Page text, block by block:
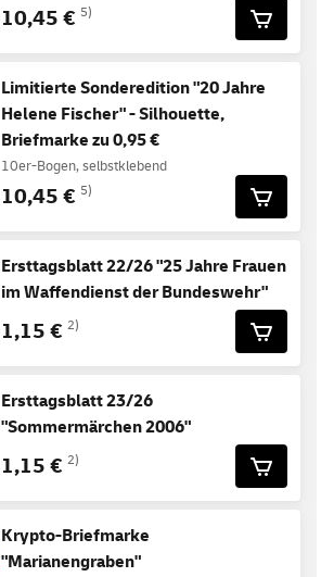
10,45 € 5)
Limitierte Sonderedition "20 Jahre
Helene Fischer" - Silhouette,
Briefmarke zu 0,95 €
10er-Bogen, selbstklebend
10,45 € 5)
Ersttagsblatt 22/26 "25 Jahre Frauen
im Waffendienst der Bundeswehr"
1,15 € 2)
Ersttagsblatt 23/26
"Sommermärchen 2006"
1,15 € 2)
Krypto-Briefmarke
"Marianengraben"